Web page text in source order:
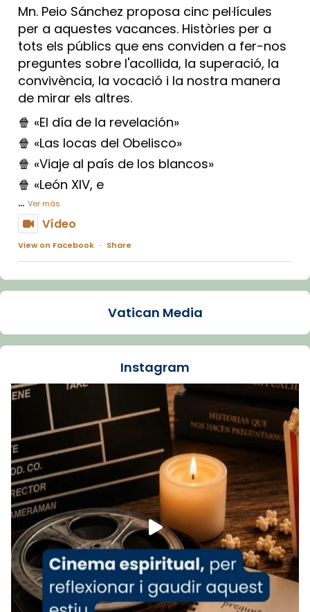
Mn. Peio Sánchez proposa cinc pel·lícules
per a aquestes vacances. Històries per a
tots els públics que ens conviden a fer-nos
preguntes sobre l'acollida, la superació, la
convivència, la vocació i la nostra manera
de mirar els altres.
🍿 «El día de la revelación»
🍿 «Las locas del Obelisco»
🍿 «Viaje al país de los blancos»
🍿 «León XIV, e
... Ver más
Vídeo
View on Facebook · Share
Arquebisbat de Barcelona
La Carmina va patir depressió. Fa gairebé
dos mesos, a l'Estadi Lluís Companys, la
Recupera l'entrevista comp
Vatican
tican News 👇
www.vaticannews.va/es/iglesia/news/2026-
07/carmina-historia-depresion-papa-viaje-
espana-testimoni...
Foto
View on Facebook · Share
Arquebisbat de Barcelona
1 week ago
«Avui les santes Juliana i Semproniana ens
Vatican Media
Instagram